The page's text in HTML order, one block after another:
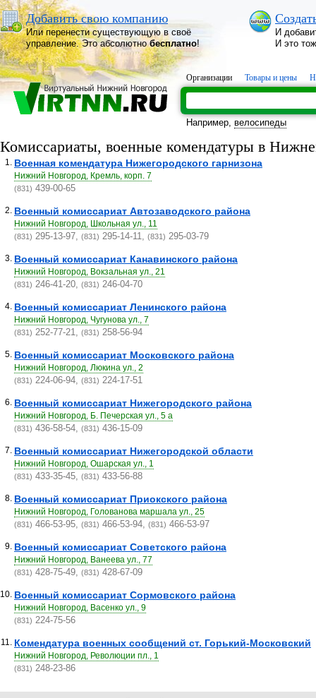
Добавить свою компанию
Или перенести существующую в своё
управление. Это абсолютнобесплатно!
И
И это
Организации Товары и цены
Например, велосипеды
Комиссариаты, военные комендатуры в
1. Военная комендатура Нижегородского гарнизона
Нижний Новгород, Кремль, корп. 7
(831) 439-00-65
2. Военный комиссариат Автозаводского района
Нижний Новгород, Школьная ул., 11
(831) 295-13-97, (831) 295-14-11, (831) 295-03-79
3. Военный комиссариат Канавинского района
Нижний Новгород, Вокзальная ул., 21
(831) 246-41-20, (831) 246-04-70
4. Военный комиссариат Ленинского района
Нижний Новгород, Чугунова ул., 7
(831) 252-77-21, (831) 258-56-94
5. Военный комиссариат Московского района
Нижний Новгород, Люкина ул., 2
(831) 224-06-94, (831) 224-17-51
6. Военный комиссариат Нижегородского района
Нижний Новгород, Б. Печерская ул., 5 а
(831) 436-58-54, (831) 436-15-09
7. Военный комиссариат Нижегородской области
Нижний Новгород, Ошарская ул., 1
(831) 433-35-45, (831) 433-56-88
8. Военный комиссариат Приокского района
Нижний Новгород, Голованова маршала ул., 25
(831) 466-53-95, (831) 466-53-94, (831) 466-53-97
9. Военный комиссариат Советского района
Нижний Новгород, Ванеева ул., 77
(831) 428-75-49, (831) 428-67-09
10. Военный комиссариат Сормовского района
Нижний Новгород, Васенко ул., 9
(831) 224-75-56
11. Комендатура военных сообщений ст. Горький-Московский
Нижний Новгород, Революции пл., 1
(831) 248-23-86